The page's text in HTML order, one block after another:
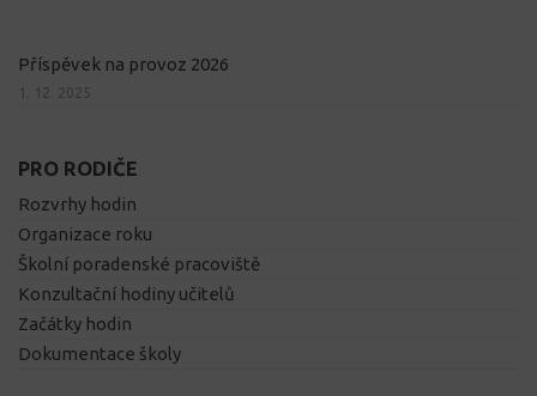
Příspěvek na provoz 2026
1. 12. 2025
PRO RODIČE
Rozvrhy hodin
Organizace roku
Školní poradenské pracoviště
Konzultační hodiny učitelů
Začátky hodin
Dokumentace školy